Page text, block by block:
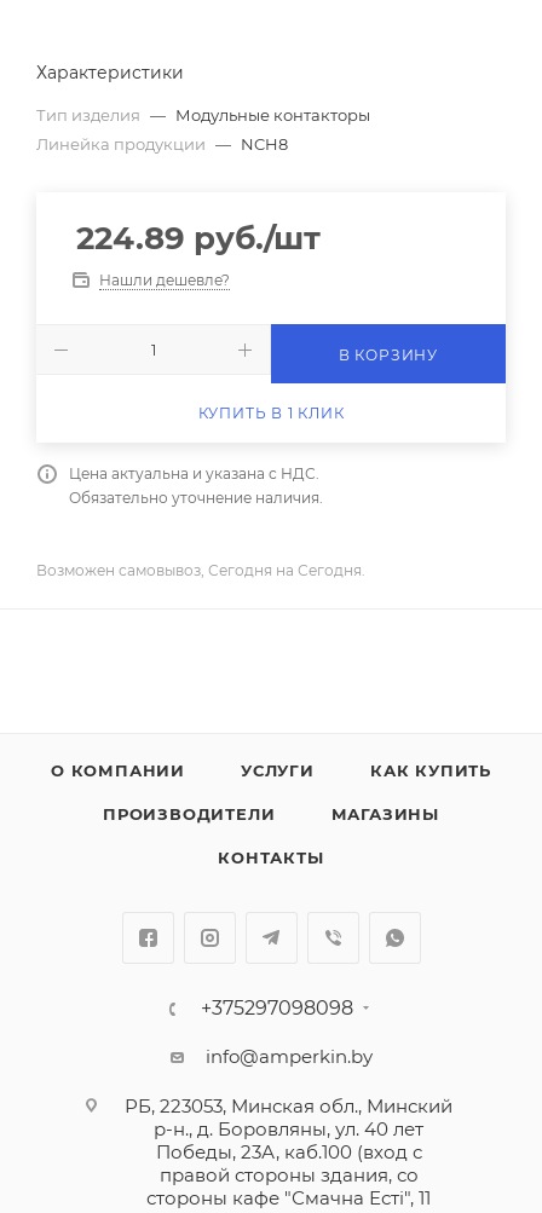
Характеристики
Тип изделия — Модульные контакторы
Линейка продукции — NCH8
224.89 руб./шт
Нашли дешевле?
В КОРЗИНУ
КУПИТЬ В 1 КЛИК
Цена актуальна и указана с НДС.
Обязательно уточнение наличия.
Возможен самовывоз, Сегодня на Сегодня.
О КОМПАНИИ УСЛУГИ КАК КУПИТЬ
ПРОИЗВОДИТЕЛИ МАГАЗИНЫ
КОНТАКТЫ
+375297098098
info@amperkin.by
РБ, 223053, Минская обл., Минский
р-н., д. Боровляны, ул. 40 лет
Победы, 23А, каб.100 (вход с
правой стороны здания, со
стороны кафе "Смачна Естi", 11